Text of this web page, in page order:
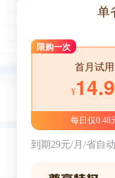
单
限购一次
首月试用
¥14.9
每日仅0.48
到期29元/月/省自